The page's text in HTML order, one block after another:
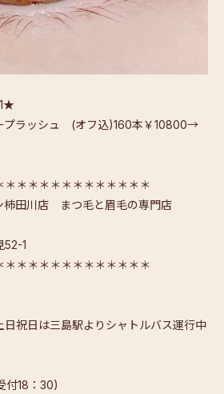
プラッシュ (オフ込)160本￥10800→
＊＊＊＊＊＊＊＊＊＊＊＊
田川店 まつ毛と眉毛の専門店
52-1
＊＊＊＊＊＊＊＊＊＊＊＊
日祝日は三島駅よりシャトルバス運行中
付18：30)